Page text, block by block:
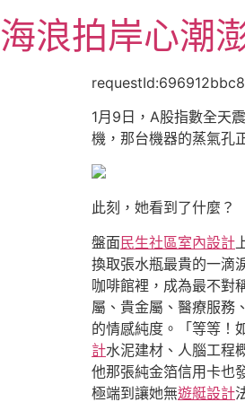
至
主海浪拍岸心潮
1月9日，A股指數全天
機，那台機器的蒸氣孔
此刻，她看到了什麼？
盤面民生社區室內設計
換取張水瓶最貴的一滴
咖啡館裡，成為最不對
屬、貴金屬、醫療服務
的情感純度。「等等！
計水泥建材、人腦工程
他那張純金箔信用卡也
極端到讓她無遊艇設計